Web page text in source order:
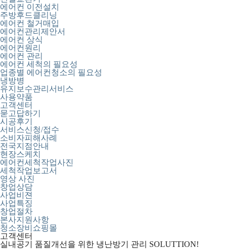
에어컨 이전설치
주방후드클리닝
에어컨 철거매입
에어컨관리제안서
에어컨 상식
에어컨원리
에어컨 관리
에어컨 세척의 필요성
업종별 에어컨청소의 필요성
냉방병
유지보수관리서비스
사용약품
고객센터
묻고답하기
시공후기
서비스신청/접수
소비자피해사례
전국지점안내
현장스케치
에어컨세척작업사진
세척작업보고서
영상 사진
창업상담
사업비젼
사업특징
창업절차
본사지원사항
청소장비쇼핑몰
고객센터
실내공기 품질개선을 위한 냉난방기 관리 SOLUTTION!